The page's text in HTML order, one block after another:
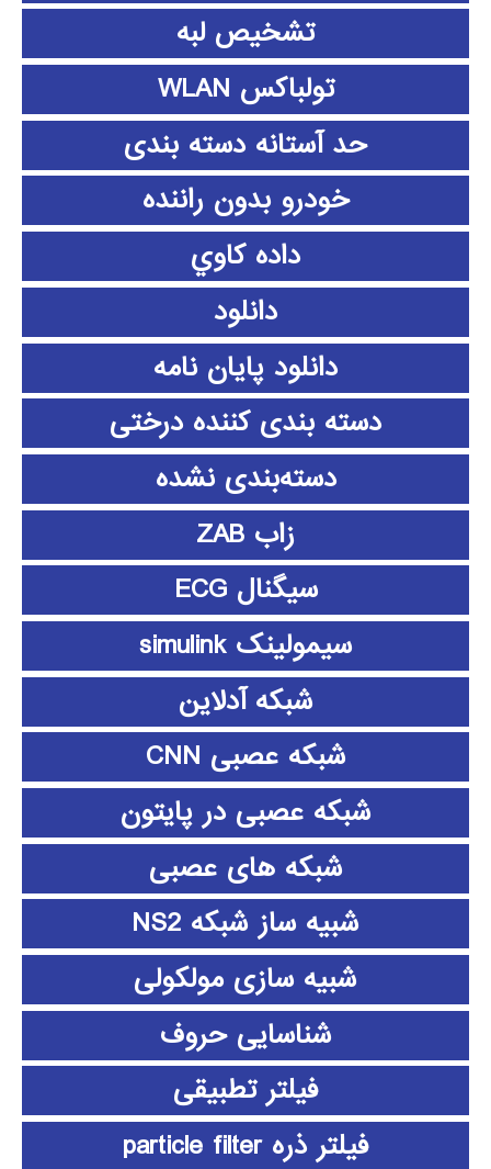
تشخیص لبه
تولباکس WLAN
حد آستانه دسته بندی
خودرو بدون راننده
داده كاوي
دانلود
دانلود پايان نامه
دسته بندی کننده درختی
دسته‌بندی نشده
زاب ZAB
سیگنال ECG
سیمولینک simulink
شبکه آدلاین
شبکه عصبی CNN
شبکه عصبی در پایتون
شبکه های عصبی
شبیه ساز شبکه NS2
شبیه سازی مولکولی
شناسایی حروف
فیلتر تطبیقی
فیلتر ذره particle filter